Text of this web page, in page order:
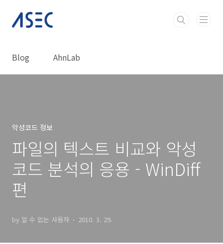
Blog AhnLab
악성코드 정보
파일의 텍스트 비교와 악성
코드 분석의 응용 - WinDiff
편
by 알 수 없는 사용자 2010. 3. 29.